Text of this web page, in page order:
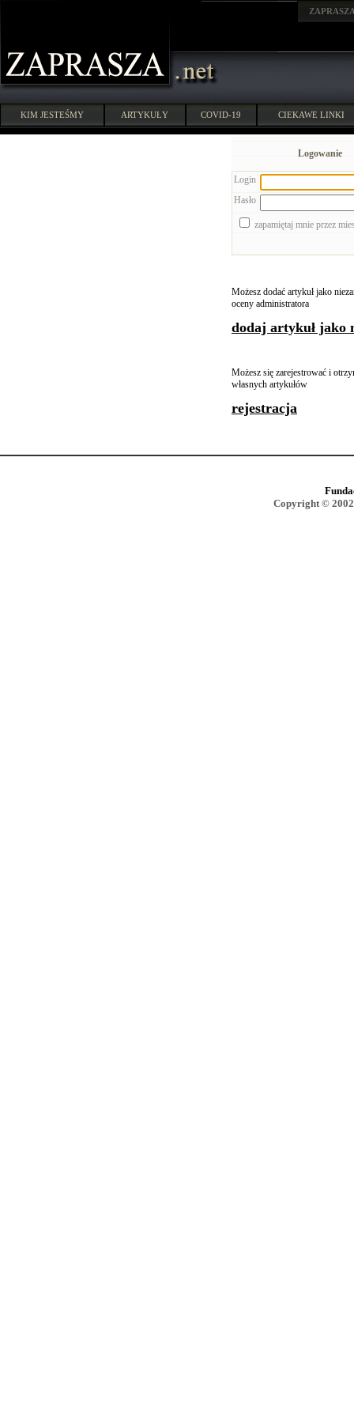
KIM JESTEŚMY ARTYKUŁY COVID-19 CIEKAWE LINKI
Logowanie
Login
Hasło
zapamiętaj mnie przez
Możesz dodać artykuł jako
oceny administratora
dodaj artykuł jako
Możesz się zarejestrować i
własnych artykułów
rejestracja
Copyright ©